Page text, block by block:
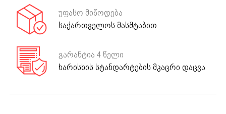
უფასო მიწოდება
საქართველოს მასშტაბით
გარანტია 4 წელი
ხარისხის სტანდარტების მკაცრი დაცვა